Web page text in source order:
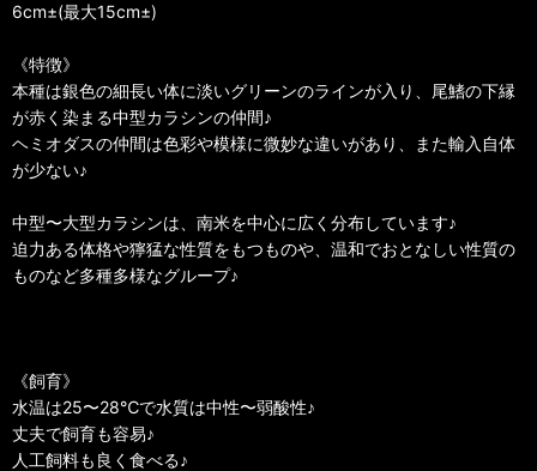
6cm±(最大15cm±)
《特徴》
本種は銀色の細長い体に淡いグリーンのラインが入り、尾鰭の下縁
が赤く染まる中型カラシンの仲間♪
ヘミオダスの仲間は色彩や模様に微妙な違いがあり、また輸入自体
が少ない♪
中型〜大型カラシンは、南米を中心に広く分布しています♪
迫力ある体格や獰猛な性質をもつものや、温和でおとなしい性質の
ものなど多種多様なグループ♪
《飼育》
水温は25〜28℃で水質は中性〜弱酸性♪
丈夫で飼育も容易♪
人工飼料も良く食べる♪